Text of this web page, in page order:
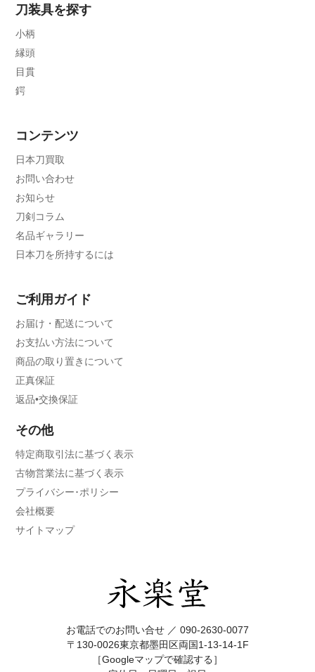
刀装具を探す
小柄
縁頭
目貫
鍔
コンテンツ
日本刀買取
お問い合わせ
お知らせ
刀剣コラム
名品ギャラリー
日本刀を所持するには
ご利用ガイド
お届け・配送について
お支払い方法について
商品の取り置きについて
正真保証
返品•交換保証
その他
特定商取引法に基づく表示
古物営業法に基づく表示
プライバシー･ポリシー
会社概要
サイトマップ
お電話でのお問い合せ ／ 090-2630-0077
〒130-0026東京都墨田区両国1-13-14-1F
［Googleマップで確認する］